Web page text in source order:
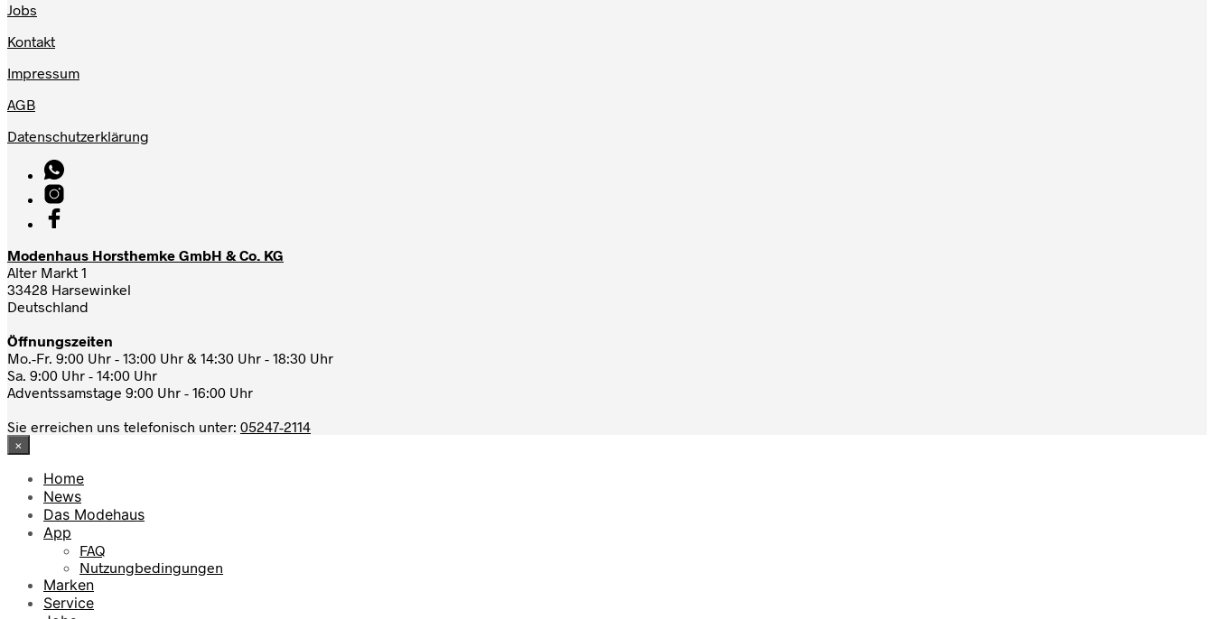
Jobs
Kontakt
Impressum
AGB
Datenschutzerklärung
Modenhaus Horsthemke GmbH & Co. KG
Alter Markt 1
33428 Harsewinkel
Deutschland
Öffnungszeiten
Mo.-Fr. 9:00 Uhr - 13:00 Uhr & 14:30 Uhr - 18:30 Uhr
Sa. 9:00 Uhr - 14:00 Uhr
Adventssamstage 9:00 Uhr - 16:00 Uhr
Sie erreichen uns telefonisch unter: 05247-2114
×
Home
News
Das Modehaus
App
FAQ
Nutzungbedingungen
Marken
Service